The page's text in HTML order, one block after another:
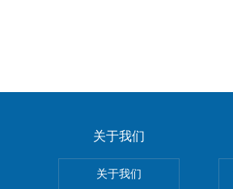
关于我们
关于我们